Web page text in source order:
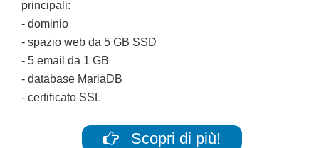
principali:
- dominio
- spazio web da 5 GB SSD
- 5 email da 1 GB
- database MariaDB
- certificato SSL
Scopri di più!